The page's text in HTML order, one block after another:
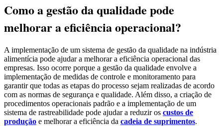
Como a gestão da qualidade pode
melhorar a eficiência operacional?
A implementação de um sistema de gestão da qualidade na indústria
alimentícia pode ajudar a melhorar a eficiência operacional das
empresas. Isso ocorre porque a gestão da qualidade envolve a
implementação de medidas de controle e monitoramento para
garantir que todas as etapas do processo sejam realizadas de acordo
com as normas de segurança e qualidade. Além disso, a criação de
procedimentos operacionais padrão e a implementação de um
sistema de rastreabilidade pode ajudar a reduzir os custos de
produção e melhorar a eficiência da cadeia de suprimentos.